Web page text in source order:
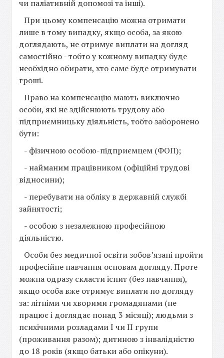
чи паліативній допомозі та інші).
При цьому компенсацію можна отримати
лише в тому випадку, якщо особа, за якою
доглядають, не отримує виплати на догляд
самостійно - тобто у кожному випадку буде
необхідно обирати, хто саме буде отримувати
гроші.
Право на компенсацію мають виключно
особи, які не здійснюють трудову або
підприємницьку діяльність, тобто заборонено
бути:
- фізичною особою-підприємцем (ФОП);
- найманим працівником (офіційні трудові
відносини);
- перебувати на обліку в державній службі
зайнятості;
- особою з незалежною професійною
діяльністю.
Особи без медичної освіти зобов’язані пройти
професійне навчання основам догляду. Проте
можна одразу скласти іспит (без навчання),
якщо особа вже отримує виплати по догляду
за: літніми чи хворими громадянами (не
працює і доглядає понад 3 місяці); людьми з
психічними розладами I чи II групи
(проживання разом); дитиною з інвалідністю
до 18 років (якщо батьки або опікуни).